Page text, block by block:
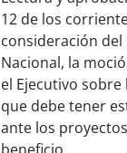
12 de los
consideración del
Nacional, la
el Ejecutivo sobre
que debe tener
ante los